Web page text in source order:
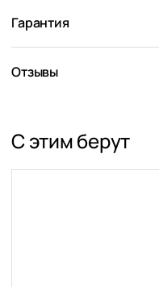
Гарантия
Отзывы
С этим берут